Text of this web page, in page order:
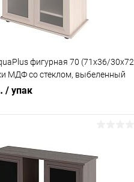
фигурная 70 (71x36/30x72
МДФ со стеклом, выбеленный
подходит для модели аквариума
/ упак
Сравнение